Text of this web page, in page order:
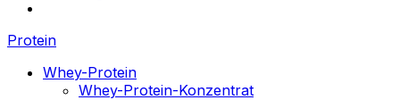
Protein
Whey-Protein
Whey-Protein-Konzentrat